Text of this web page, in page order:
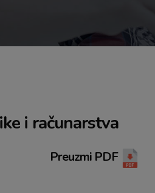
i računarstva
Preuzmi PDF